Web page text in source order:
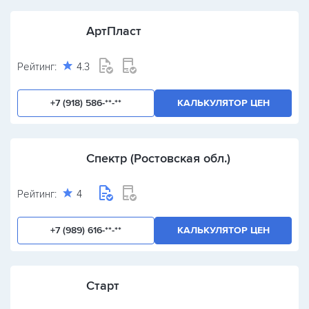
АртПласт
Рейтинг: 4.3
+7 (918) 586-**-** КАЛЬКУЛЯТОР ЦЕН
Спектр (Ростовская обл.)
Рейтинг: 4
+7 (989) 616-**-** КАЛЬКУЛЯТОР ЦЕН
Старт